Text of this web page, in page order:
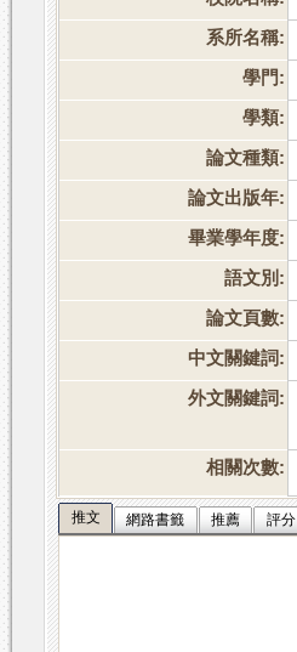
系所名稱:
學門:
學類:
論文種類:
論文出版年:
畢業學年度:
語文別:
論文頁數:
中文關鍵詞:
外文關鍵詞:
相關次數:
推文 網路書籤 推薦 評分